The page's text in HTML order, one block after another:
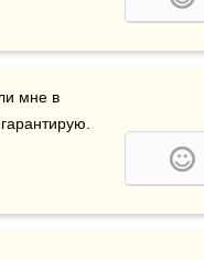
мне в